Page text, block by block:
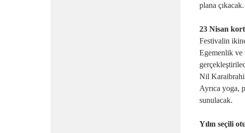
plana
23 Nisan
Festivalin
Egemenlik ve
Nil
Ayrıca yoga,
sunulacak.
Yılın seçili